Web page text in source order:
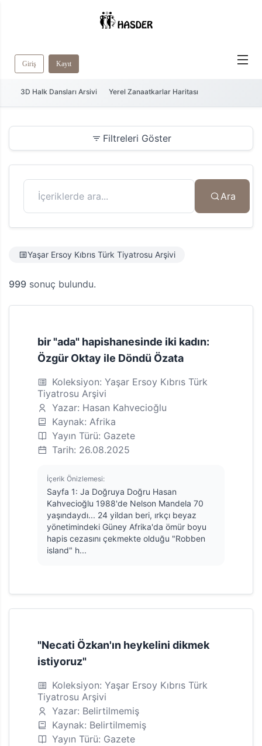
Giriş Kayıt
3D Halk Dansları Arsivi Yerel Zanaatkarlar Haritası
Filtreleri Göster
Ara
Yaşar Ersoy Kıbrıs Türk Tiyatrosu Arşivi
999 sonuç bulundu.
bir "ada" hapishanesinde iki kadın:
Özgür Oktay ile Döndü Özata
Koleksiyon: Yaşar Ersoy Kıbrıs Türk
Tiyatrosu Arşivi
Yazar: Hasan Kahvecioğlu
Kaynak: Afrika
Yayın Türü: Gazete
Tarih: 26.08.2025
İçerik Önizlemesi:
Sayfa 1: Ja Doğruya Doğru Hasan
Kahvecioğlu 1988'de Nelson Mandela 70
yaşındaydı... 24 yildan beri, ırkçı beyaz
yönetimindeki Güney Afrika'da ömür boyu
hapis cezasını çekmekte olduğu "Robben
island" h...
"Necati Özkan'ın heykelini dikmek
istiyoruz"
Koleksiyon: Yaşar Ersoy Kıbrıs Türk
Tiyatrosu Arşivi
Yazar: Belirtilmemiş
Kaynak: Belirtilmemiş
Yayın Türü: Gazete